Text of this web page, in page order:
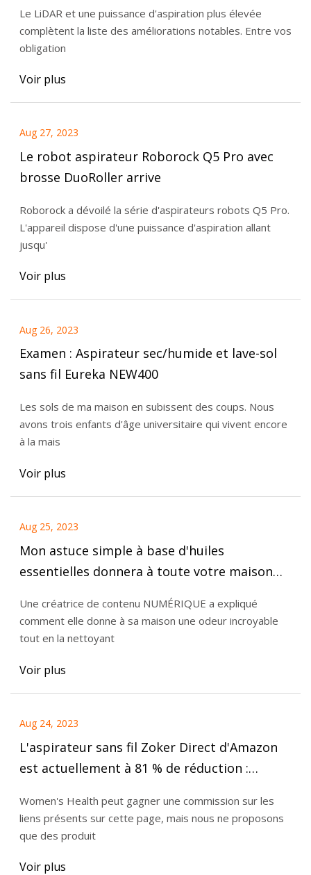
Le LiDAR et une puissance d'aspiration plus élevée
complètent la liste des améliorations notables. Entre vos
obligation
Voir plus
Aug 27, 2023
Le robot aspirateur Roborock Q5 Pro avec
brosse DuoRoller arrive
Roborock a dévoilé la série d'aspirateurs robots Q5 Pro.
L'appareil dispose d'une puissance d'aspiration allant
jusqu'
Voir plus
Aug 26, 2023
Examen : Aspirateur sec/humide et lave-sol
sans fil Eureka NEW400
Les sols de ma maison en subissent des coups. Nous
avons trois enfants d'âge universitaire qui vivent encore
à la mais
Voir plus
Aug 25, 2023
Mon astuce simple à base d'huiles
essentielles donnera à toute votre maison
l'aspirateur
Une créatrice de contenu NUMÉRIQUE a expliqué
comment elle donne à sa maison une odeur incroyable
tout en la nettoyant
Voir plus
Aug 24, 2023
L'aspirateur sans fil Zoker Direct d'Amazon
est actuellement à 81 % de réduction :
Women's Health peut gagner une commission sur les
liens présents sur cette page, mais nous ne proposons
que des produit
Voir plus